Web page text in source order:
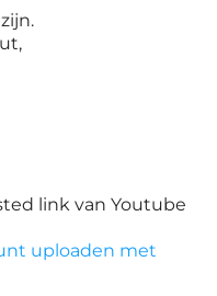
link van Youtube
uploaden met